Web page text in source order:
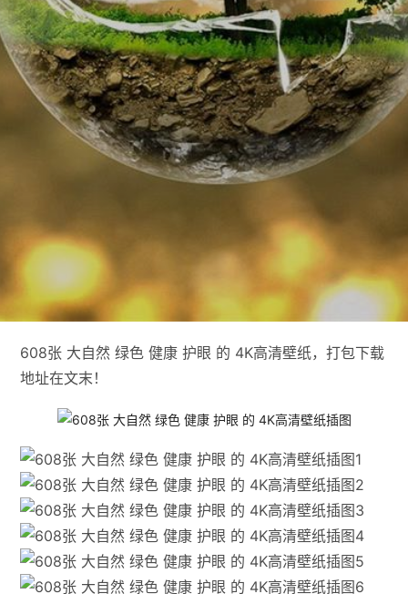
608张 大自然 绿色 健康 护眼 的 4K高清壁纸，打包下载
地址在文末！